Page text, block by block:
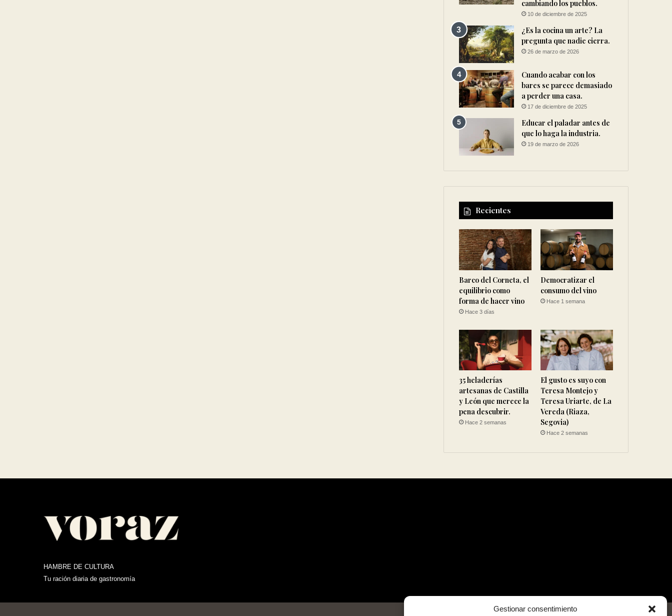
Gestionar consentimiento
cambiando los pueblos.
10 de diciembre de 2025
¿Es la cocina un arte? La
pregunta que nadie cierra.
26 de marzo de 2026
Cuando acabar con los
bares se parece demasiado
a perder una casa.
17 de diciembre de 2025
Educar el paladar antes de
que lo haga la industria.
19 de marzo de 2026
Recientes
Barco del Corneta, el
equilibrio como
forma de hacer vino
Hace 3 días
Democratizar el
consumo del vino
Hace 1 semana
35 heladerías
artesanas de Castilla
y León que merece la
pena descubrir.
Hace 2 semanas
El gusto es suyo con
Teresa Montejo y
Teresa Uriarte, de La
Vereda (Riaza,
Segovia)
Hace 2 semanas
HAMBRE DE CULTURA
Tu ración diaria de gastronomía